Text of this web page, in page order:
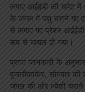
लगाए आईईडी की चपेट में
के जंगल में पशु चराने गए एक
से लगाए गए प्रेशर
रूप से घायल हो गया।
प्राप्त जानकारी के
पुजारीकांकेर, सोमवार
जंगल की ओर मवेशी चराने